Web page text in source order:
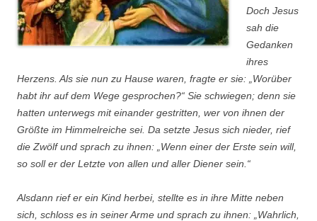
Doch Jesus
sah die
Gedanken
ihres
Herzens. Als sie nun zu Hause waren, fragte er sie: „Worüber
habt ihr auf dem Wege gesprochen?“ Sie schwiegen; denn sie
hatten unterwegs mit einander gestritten, wer von ihnen der
Größte im Himmelreiche sei. Da setzte Jesus sich nieder, rief
die Zwölf und sprach zu ihnen: „Wenn einer der Erste sein will,
so soll er der Letzte von allen und aller Diener sein.“
Alsdann rief er ein Kind herbei, stellte es in ihre Mitte neben
sich, schloss es in seiner Arme und sprach zu ihnen: „Wahrlich,